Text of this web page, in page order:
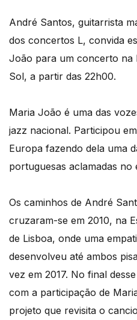
André Santos, guitarrista
dos concertos L, convida
João para um concerto na
Sol, a partir das 22h00.
Maria João é uma das
jazz nacional. Participou
Europa fazendo dela uma
portuguesas aclamadas no
Os caminhos de André
cruzaram-se em 2010, na
de Lisboa, onde uma
desenvolveu até ambos
vez em 2017. No final
com a participação de
projeto que revisita o